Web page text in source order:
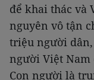
để khai thác và
nguyên vô tận
triệu người
người Việt Nam
Con người là